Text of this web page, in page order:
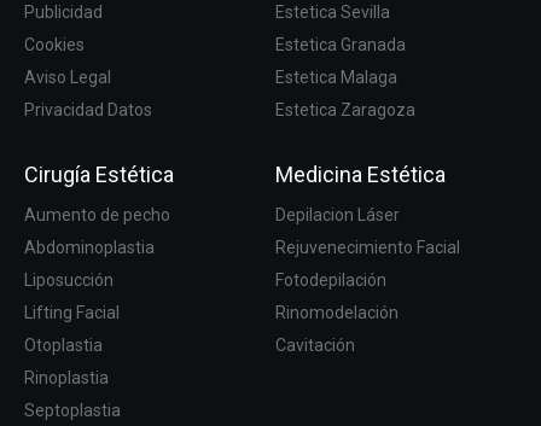
Publicidad
Cookies
Aviso Legal
Privacidad Datos
Estetica Sevilla
Estetica Granada
Estetica Malaga
Estetica Zaragoza
Cirugía Estética
Aumento de pecho
Abdominoplastia
Liposucción
Lifting Facial
Otoplastia
Rinoplastia
Septoplastia
Medicina Estética
Depilacion Láser
Rejuvenecimiento Facial
Fotodepilación
Rinomodelación
Cavitación